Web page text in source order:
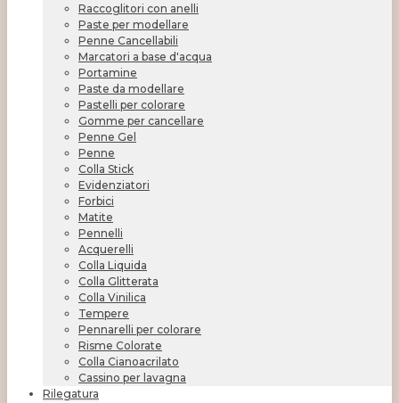
Raccoglitori con anelli
Paste per modellare
Penne Cancellabili
Marcatori a base d'acqua
Portamine
Paste da modellare
Pastelli per colorare
Gomme per cancellare
Penne Gel
Penne
Colla Stick
Evidenziatori
Forbici
Matite
Pennelli
Acquerelli
Colla Liquida
Colla Glitterata
Colla Vinilica
Tempere
Pennarelli per colorare
Risme Colorate
Colla Cianoacrilato
Cassino per lavagna
Rilegatura